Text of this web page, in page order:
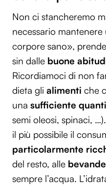
Non ci stancheremo
necessario
corpore sano»,
sin dalle buone
Ricordiamoci di non
dieta gli alimenti che
una sufficiente
semi oleosi, spinaci,
il più possibile il
particolarmente
del resto, alle
sempre l’acqua.